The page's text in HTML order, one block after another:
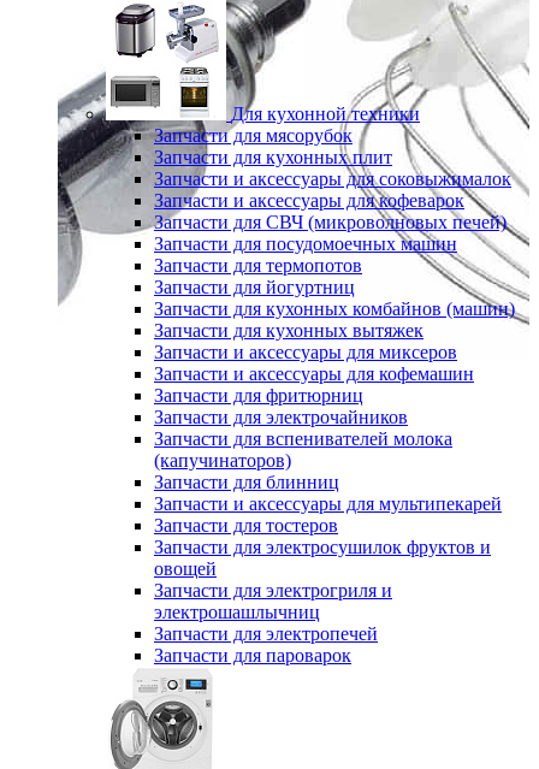
Для кухонной техники
Запчасти для мясорубок
Запчасти для кухонных плит
Запчасти и аксессуары для соковыжималок
Запчасти и аксессуары для кофеварок
Запчасти для СВЧ (микроволновых печей)
Запчасти для посудомоечных машин
Запчасти для термопотов
Запчасти для йогуртниц
Запчасти для кухонных комбайнов (машин)
Запчасти для кухонных вытяжек
Запчасти и аксессуары для миксеров
Запчасти и аксессуары для кофемашин
Запчасти для фритюрниц
Запчасти для электрочайников
Запчасти для вспенивателей молока
(капучинаторов)
Запчасти для блинниц
Запчасти и аксессуары для мультипекарей
Запчасти для тостеров
Запчасти для электросушилок фруктов и
овощей
Запчасти для электрогриля и
электрошашлычниц
Запчасти для электропечей
Запчасти для пароварок